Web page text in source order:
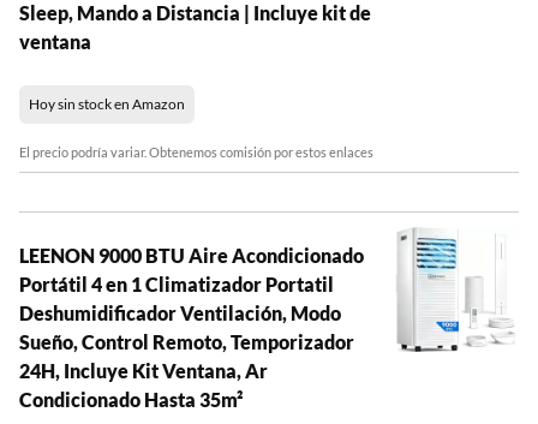
Sleep, Mando a Distancia | Incluye kit de
ventana
Hoy sin stock en Amazon
El precio podría variar. Obtenemos comisión por estos enlaces
LEENON 9000 BTU Aire Acondicionado
Portátil 4 en 1 Climatizador Portatil
Deshumidificador Ventilación, Modo
Sueño, Control Remoto, Temporizador
24H, Incluye Kit Ventana, Ar
Condicionado Hasta 35m²